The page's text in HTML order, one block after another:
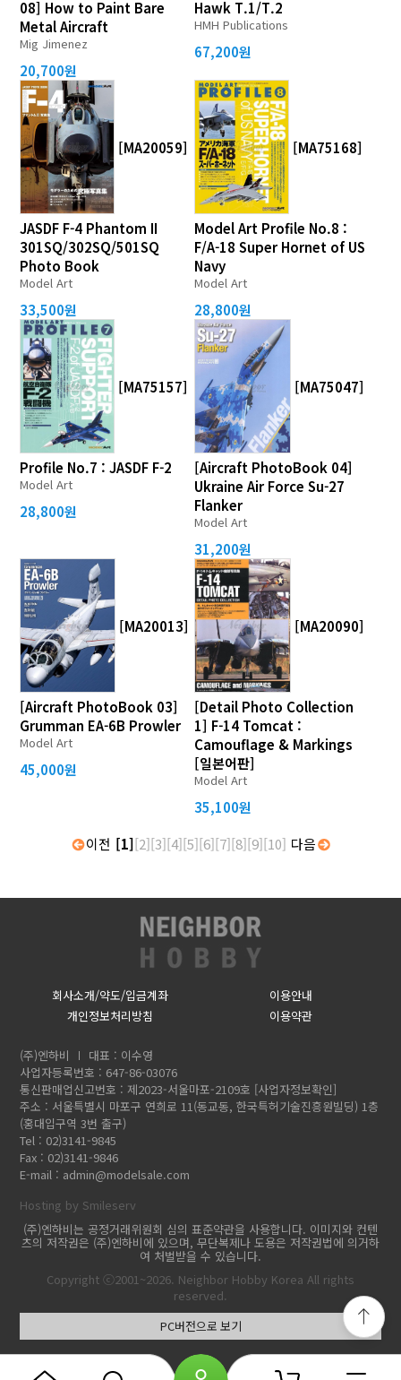
08] How to Paint Bare
Metal Aircraft
Mig Jimenez
20,700원
Hawk T.1/T.2
HMH Publications
67,200원
[MA20059]
JASDF F-4 Phantom II
301SQ/302SQ/501SQ
Photo Book
Model Art
33,500원
[MA75168]
Model Art Profile No.8 :
F/A-18 Super Hornet of US
Navy
Model Art
28,800원
[MA75157]
Profile No.7 : JASDF F-2
Model Art
28,800원
[MA75047]
[Aircraft PhotoBook 04]
Ukraine Air Force Su-27
Flanker
Model Art
31,200원
[MA20013]
[Aircraft PhotoBook 03]
Grumman EA-6B Prowler
Model Art
45,000원
[MA20090]
[Detail Photo Collection
1] F-14 Tomcat :
Camouflage & Markings
[일본어판]
Model Art
35,100원
이전 [1][2][3][4][5][6][7][8][9][10] 다음
회사소개/약도/입금계좌
이용안내
개인정보처리방침
이용약관
(주)엔하비
대표 : 이수영
사업자등록번호 : 647-86-03076
통신판매업신고번호 : 제2023-서울마포-2109호 [사업자정보확인]
주소 : 서울특별시 마포구 연희로 11(동교동, 한국특허기술진흥원빌딩) 1층
(홍대입구역 3번 출구)
Tel : 02)3141-9845
Fax : 02)3141-9846
E-mail : admin@modelsale.com
Hosting by Smileserv
(주)엔하비는 공정거래위원회 심의 표준약관을 사용합니다. 이미지와 컨텐
츠의 저작권은 (주)엔하비에 있으며, 무단복제나 도용은 저작권법에 의거하
여 처벌받을 수 있습니다.
Copyright ⓒ2001~2026. Neighbor Hobby Korea All rights
reserved.
PC버전으로 보기